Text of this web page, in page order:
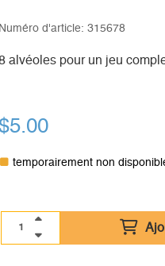
Numéro d'article: 315678
alvéoles pour un jeu
$5.00
temporairement non